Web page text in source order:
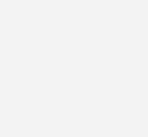
BACKWAREN, ESSIG
GETREIDE,
WEINE,